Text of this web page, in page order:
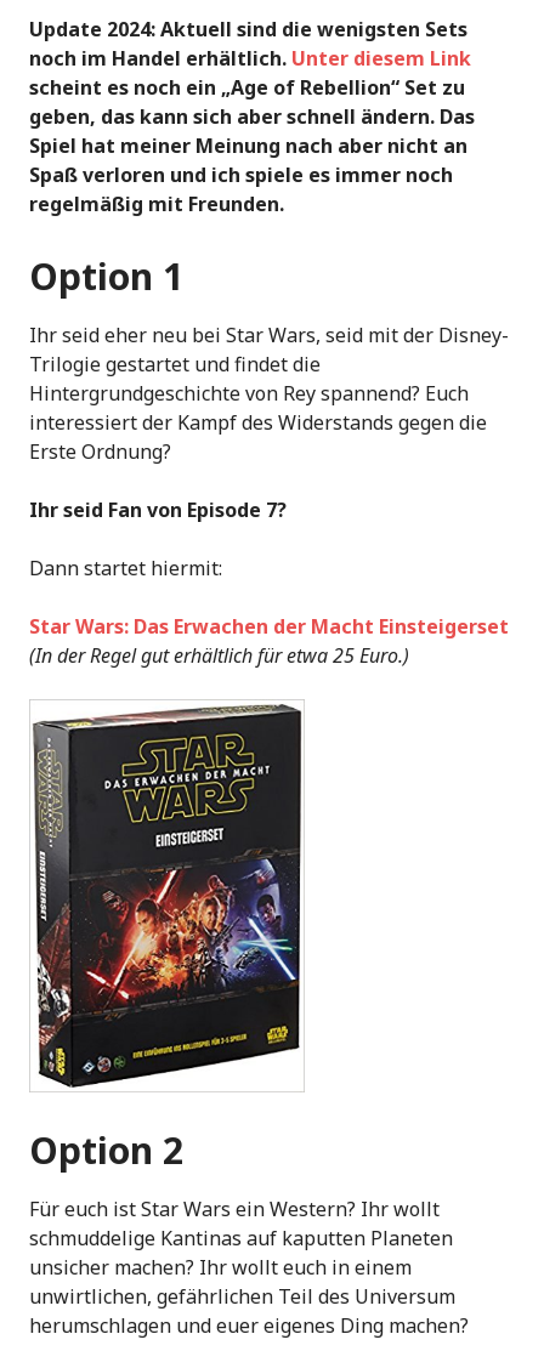
Update 2024: Aktuell sind die wenigsten Sets
noch im Handel erhältlich. Unter diesem Link
scheint es noch ein „Age of Rebellion“ Set zu
geben, das kann sich aber schnell ändern. Das
Spiel hat meiner Meinung nach aber nicht an
Spaß verloren und ich spiele es immer noch
regelmäßig mit Freunden.
Option 1
Ihr seid eher neu bei Star Wars, seid mit der Disney-
Trilogie gestartet und findet die
Hintergrundgeschichte von Rey spannend? Euch
interessiert der Kampf des Widerstands gegen die
Erste Ordnung?
Ihr seid Fan von Episode 7?
Dann startet hiermit:
Star Wars: Das Erwachen der Macht Einsteigerset
(In der Regel gut erhältlich für etwa 25 Euro.)
Option 2
Für euch ist Star Wars ein Western? Ihr wollt
schmuddelige Kantinas auf kaputten Planeten
unsicher machen? Ihr wollt euch in einem
unwirtlichen, gefährlichen Teil des Universum
herumschlagen und euer eigenes Ding machen?